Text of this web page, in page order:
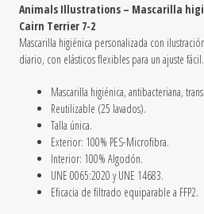
Animals Illustrations – Mascarilla
Cairn Terrier 7-2
Mascarilla higiénica personalizada con
diario, con elásticos flexibles para un ajuste fácil.
Mascarilla higiénica, antibacteriana,
Reutilizable (25 lavados).
Talla única.
Exterior: 100% PES-Microfibra.
Interior: 100% Algodón.
UNE 0065:2020 y UNE 14683.
Eficacia de filtrado equiparable a FFP2.